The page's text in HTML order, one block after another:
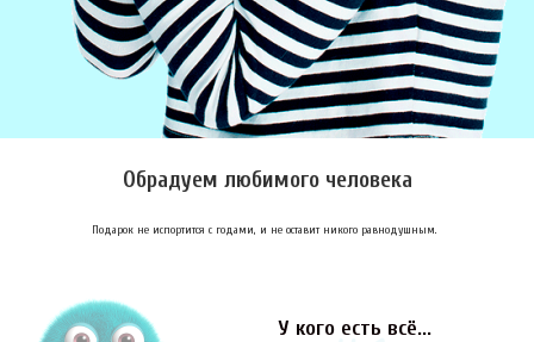
Обрадуем любимого человека
Подарок не испортится с годами, и не оставит никого равнодушным.
У кого есть всё...